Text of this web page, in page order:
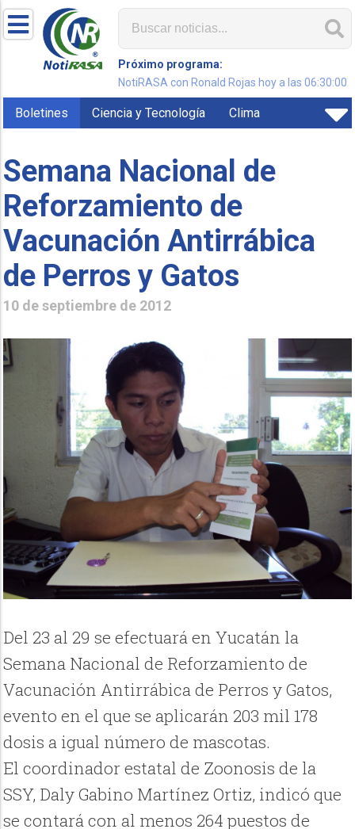
Próximo programa:
NotiRASA con Ronald Rojas hoy a las 06:30:00
Boletines Ciencia y Tecnología Clima
Semana Nacional de
Reforzamiento de
Vacunación Antirrábica
de Perros y Gatos
10 de septiembre de 2012
Del 23 al 29 se efectuará en Yucatán la
Semana Nacional de Reforzamiento de
Vacunación Antirrábica de Perros y Gatos,
evento en el que se aplicarán 203 mil 178
dosis a igual número de mascotas.
El coordinador estatal de Zoonosis de la
SSY, Daly Gabino Martínez Ortiz, indicó que
se contará con al menos 264 puestos de